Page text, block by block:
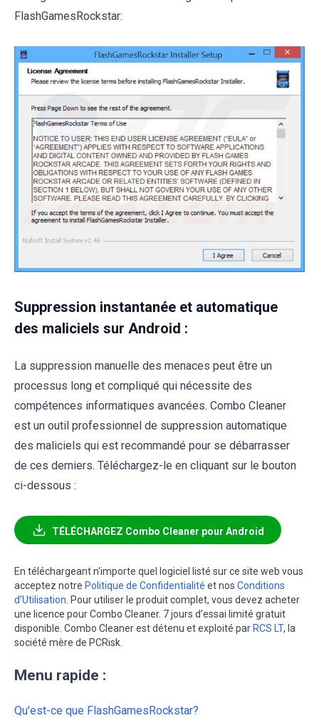
FlashGamesRockstar:
Suppression instantanée et automatique
des maliciels sur Android :
La suppression manuelle des menaces peut être un
processus long et compliqué qui nécessite des
compétences informatiques avancées. Combo Cleaner
est un outil professionnel de suppression automatique
des maliciels qui est recommandé pour se débarrasser
de ces derniers. Téléchargez-le en cliquant sur le bouton
ci-dessous :
TÉLÉCHARGEZ Combo Cleaner pour Android
En téléchargeant n'importe quel logiciel listé sur ce site web vous
acceptez notre Politique de Confidentialité et nos Conditions
d’Utilisation . Pour utiliser le produit complet, vous devez acheter
une licence pour Combo Cleaner. 7 jours d’essai limité gratuit
disponible. Combo Cleaner est détenu et exploité par RCS LT, la
société mère de PCRisk.
Menu rapide :
Qu'est-ce que FlashGamesRockstar?